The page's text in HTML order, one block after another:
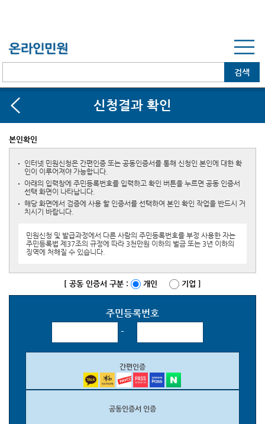
신청결과 확인
본인확인
인터넷 민원신청은 간편인증 또는 공동인증서를 통해 신청인 본인에 대한 확
인이 이루어져야 가능합니다.
아래의 입력창에 주민등록번호를 입력하고 확인 버튼을 누르면 공동 인증서
선택 화면이 나타납니다.
해당 화면에서 검증에 사용 할 인증서를 선택하여 본인 확인 작업을 반드시 거
치시기 바랍니다.
민원신청 및 발급과정에서 다른 사람의 주민등록번호를 부정 사용한 자는
주민등록법 제37조의 규정에 따라 3천만원 이하의 벌금 또는 3년 이하의
징역에 처해질 수 있습니다.
[ 공동 인증서 구분 : 개인 기업 ]
주민등록번호
-
간편인증
공동인증서 인증